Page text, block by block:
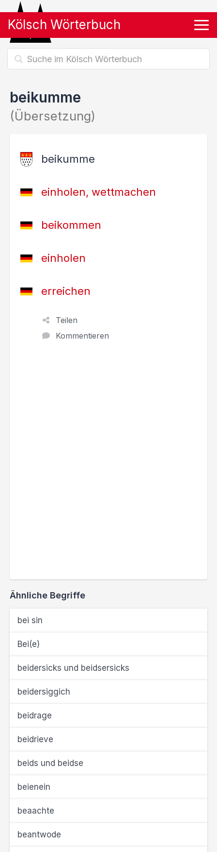
Kölsch Wörterbuch
beikumme
(Übersetzung)
beikumme
einholen, wettmachen
beikommen
einholen
erreichen
Teilen
Kommentieren
Ähnliche Begriffe
bei sin
Bei(e)
beidersicks und beidsersicks
beidersiggich
beidrage
beidrieve
beids und beidse
beienein
beaachte
beantwode